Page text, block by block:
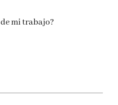
mi trabajo?